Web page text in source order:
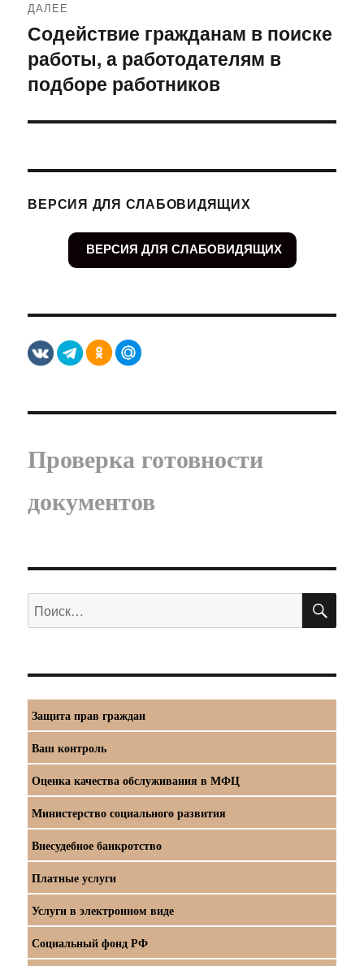
ДАЛЕЕ
Следующая
запись:
Содействие гражданам в поиске
работы, а работодателям в
подборе работников
ВЕРСИЯ ДЛЯ СЛАБОВИДЯЩИХ
ВЕРСИЯ ДЛЯ СЛАБОВИДЯЩИХ
Проверка готовности
документов
Искать:
Защита прав граждан
Ваш контроль
Оценка качества обслуживания в МФЦ
Министерство социального развития
Внесудебное банкротство
Платные услуги
Услуги в электронном виде
Социальный фонд РФ